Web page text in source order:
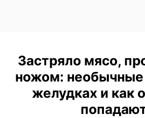
Застряло мясо,
ножом: необычные
желудках и как